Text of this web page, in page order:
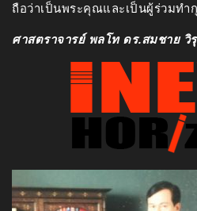
ถือว่าเป็นพระคุณและเป็นผู้ร่วมทำ
ศาสตราจารย์ พลโท ดร.สมชาย วิ